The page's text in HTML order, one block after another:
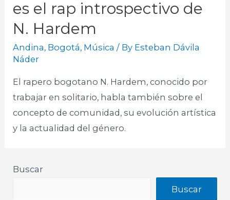
es el rap introspectivo de
N. Hardem
Andina, Bogotá, Música / By Esteban Dávila
Náder
El rapero bogotano N. Hardem, conocido por
trabajar en solitario, habla también sobre el
concepto de comunidad, su evolución artística
y la actualidad del género.​
Buscar
Buscar